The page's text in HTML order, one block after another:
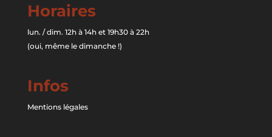
Horaires
lun. / dim. 12h à 14h et 19h30 à 22h
(oui, même le dimanche !)
Infos
Mentions légales